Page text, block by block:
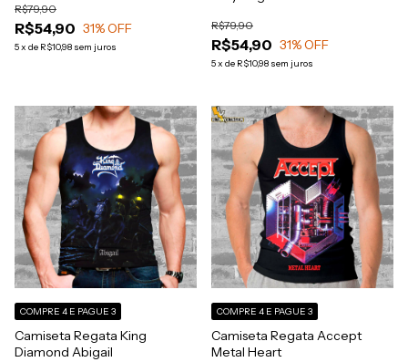
R$54,90
R$79,90
31% OFF
5x de R$10,98 sem juros R$54,90
R$79,90
31% OFF
5x de R$10,98 sem juros
Camiseta Regata King
Diamond Abigail
COMPRE 4 E PAGUE 3
Camiseta Regata Accept
Metal Heart
COMPRE 4 E PAGUE 3